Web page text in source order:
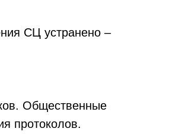
СЦ устранено –
Общественные
протоколов.